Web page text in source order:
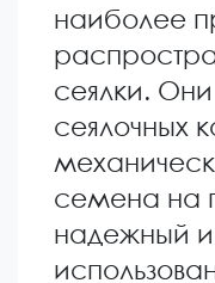
наиболее
сеялки.
сеялочных
семена на
надежный